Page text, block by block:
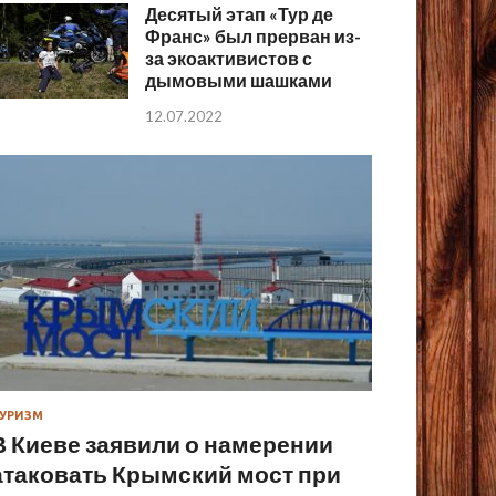
Десятый этап «Тур де
Франс» был прерван из-
за экоактивистов с
дымовыми шашками
12.07.2022
Киеве заявили о намерении
Крымский мост при